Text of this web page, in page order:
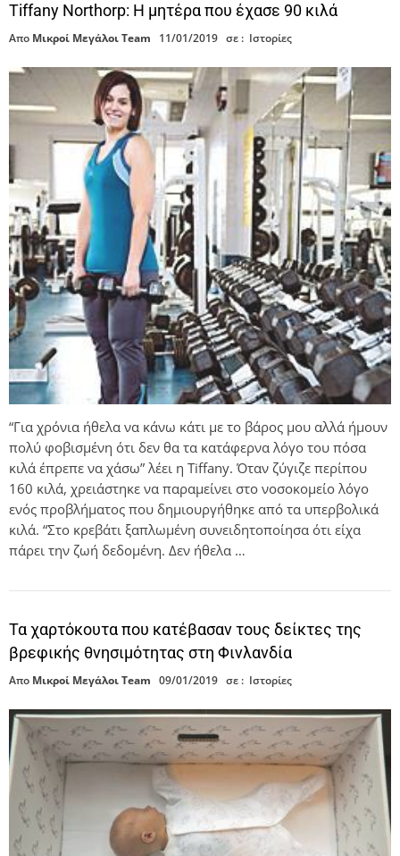
Tiffany Northorp: Η μητέρα που έχασε 90 κιλά
Απο Μικροί Μεγάλοι Team 11/01/2019 σε : Ιστορίες
“Για χρόνια ήθελα να κάνω κάτι με το βάρος μου αλλά ήμουν
πολύ φοβισμένη ότι δεν θα τα κατάφερνα λόγο του πόσα
κιλά έπρεπε να χάσω” λέει η Tiffany. Όταν ζύγιζε περίπου
160 κιλά, χρειάστηκε να παραμείνει στο νοσοκομείο λόγο
ενός προβλήματος που δημιουργήθηκε από τα υπερβολικά
κιλά. “Στο κρεβάτι ξαπλωμένη συνειδητοποίησα ότι είχα
πάρει την ζωή δεδομένη. Δεν ήθελα …
Τα χαρτόκουτα που κατέβασαν τους δείκτες της
βρεφικής θνησιμότητας στη Φινλανδία
Απο Μικροί Μεγάλοι Team 09/01/2019 σε : Ιστορίες